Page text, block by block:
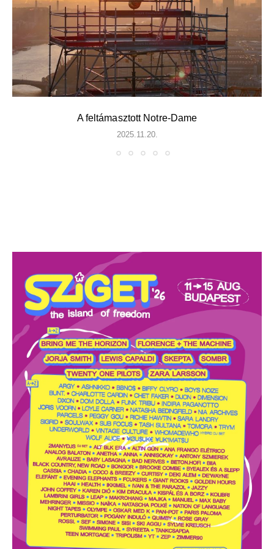
A feltámasztott Notre-Dame
2025.11.20.